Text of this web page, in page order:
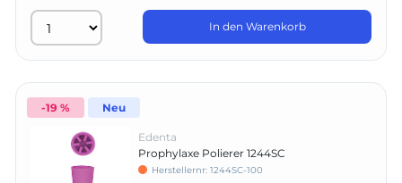
In den Warenkorb
-19 % Neu
Edenta
Prophylaxe Polierer 1244SC
Herstellernr: 1244SC-100